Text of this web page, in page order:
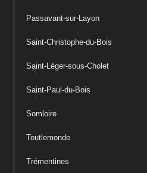
Passavant-sur-Layon
Saint-Christophe-du-Bois
Saint-Léger-sous-Cholet
Saint-Paul-du-Bois
Somloire
Toutlemonde
Trémentines